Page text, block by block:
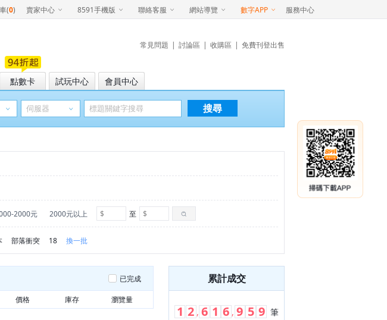
(0) 賣家中心 8591手機版 聯絡客服 網站導覽 數字APP 服務中心
常見問題 | 討論區 | 收購區 | 免費刊登出售
點數卡 試玩中心 會員中心
搜尋
2000元 2000元以上 至
部落衝突 18 換一批
已完成
價格 庫存 瀏覽量
累計成交
1 2 , 6 1 6 , 9 5 9 筆